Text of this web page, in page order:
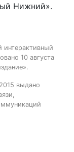
Нижний».
10 августа
выдано